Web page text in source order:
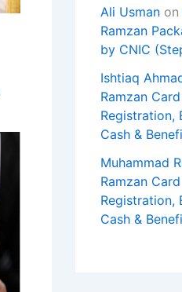
Ali Usman on
Ramzan
by CNIC
Ishtiaq
Ramzan
Registration,
Cash &
Muhammad
Ramzan
Registration,
Cash &